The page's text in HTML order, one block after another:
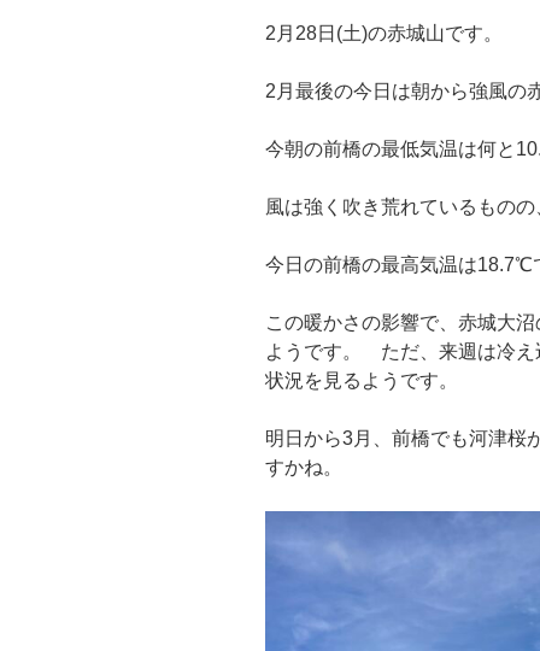
2月28日(土)の赤城山です。
2月最後の今日は朝から強風の
今朝の前橋の最低気温は何と
風は強く吹き荒れているもの
今日の前橋の最高気温は18.7℃
この暖かさの影響で、赤城大
ようです。 ただ、来週は冷え
状況を見るようです。
明日から3月、前橋でも河津
すかね。